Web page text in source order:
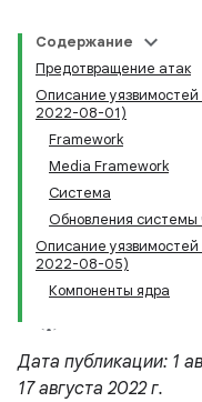
Содержание
Предотвращение атак
Описание
2022-08-01)
Framework
Media Framework
Система
Обновления системы
Описание
2022-08-05)
Компоненты ядра
Дата публикации: 1
17 августа 2022 г.